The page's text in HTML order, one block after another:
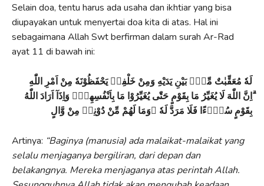
Selain doa, tentu harus ada usaha dan ikhtiar yang bisa
diupayakan untuk menyertai doa kita di atas. Hal ini
sebagaimana Allah Swt berfirman dalam surah Ar-Rad
ayat 11 di bawah ini:
لَهٗ مُعَقِّبٰتٌ مِّنْۢ بَيْنِ يَدَيْهِ وَمِنْ خَلْفِهٖ يَحْفَظُوْنَهٗ مِنْ اَمْرِ اللّٰهِ
ۗاِنَّ اللّٰهَ لَا يُغَيِّرُ مَا بِقَوْمٍ حَتّٰى يُغَيِّرُوْا مَا بِاَنْفُسِهِمْۗ وَاِذَآ اَرَادَ اللّٰهُ
بِقَوْمٍ سُوْۤءًا فَلَا مَرَدَّ لَهٗ ۚوَمَا لَهُمْ مِّنْ دُوْنِهٖ مِنْ وَّالٍ
Artinya: “Baginya (manusia) ada malaikat-malaikat yang
selalu menjaganya bergiliran, dari depan dan
belakangnya. Mereka menjaganya atas perintah Allah.